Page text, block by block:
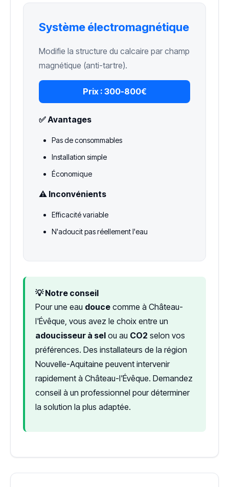
Système électromagnétique
Modifie la structure du calcaire par champ
magnétique (anti-tartre).
Prix : 300-800€
✅ Avantages
Pas de consommables
Installation simple
Économique
⚠️ Inconvénients
Efficacité variable
N'adoucit pas réellement l'eau
💡 Notre conseil
Pour une eau douce comme à Château-
l'Évêque, vous avez le choix entre un
adoucisseur à sel ou au CO2 selon vos
préférences. Des installateurs de la région
Nouvelle-Aquitaine peuvent intervenir
rapidement à Château-l'Évêque. Demandez
conseil à un professionnel pour déterminer
la solution la plus adaptée.